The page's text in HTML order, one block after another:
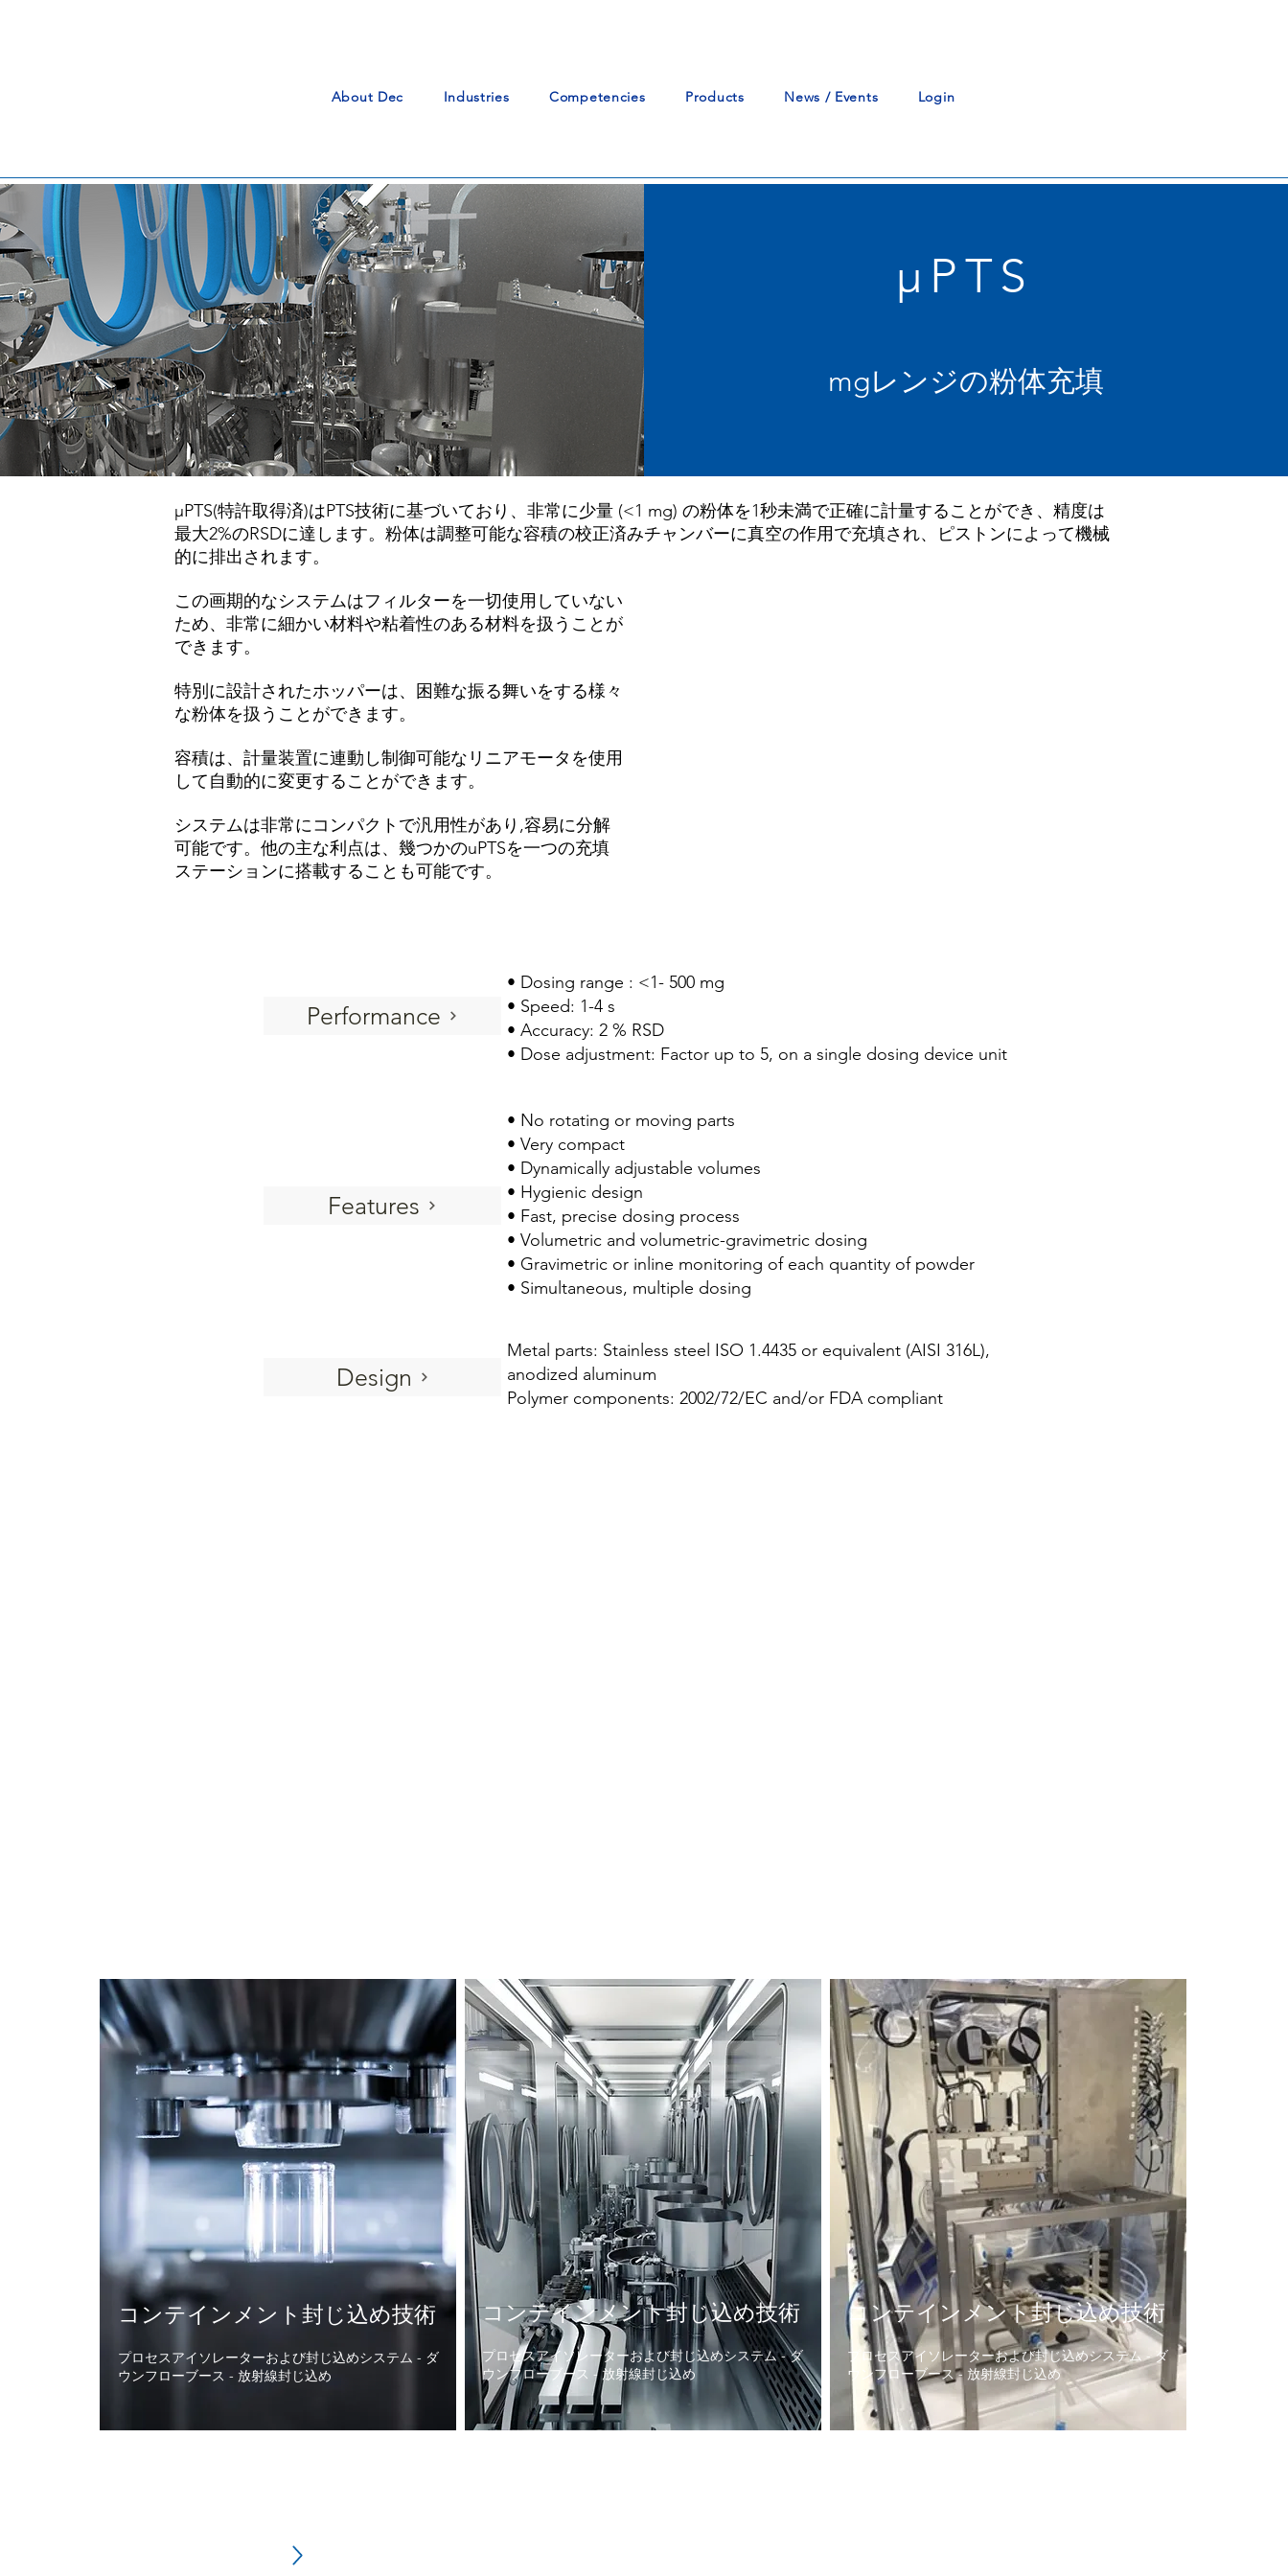
About Dec Industries Competencies Products News / Events Login
µPTS
mgレンジの粉体充填
μPTS(特許取得済)はPTS技術に基づいており、非常に少量 (<1 mg) の粉体を1秒未満で正確に計量することができ、精度は
最大2%のRSDに達します。粉体は調整可能な容積の校正済みチャンバーに真空の作用で充填され、ピストンによって機械
的に排出されます。
この画期的なシステムはフィルターを一切使用していない
ため、非常に細かい材料や粘着性のある材料を扱うことが
できます。
特別に設計されたホッパーは、困難な振る舞いをする様々
な粉体を扱うことができます。
容積は、計量装置に連動し制御可能なリニアモータを使用
して自動的に変更することができます。
システムは非常にコンパクトで汎用性があり,容易に分解
可能です。他の主な利点は、幾つかのuPTSを一つの充填
ステーションに搭載することも可能です。
• Dosing range : <1- 500 mg
• Speed: 1-4 s
• Accuracy: 2 % RSD
• Dose adjustment: Factor up to 5, on a single dosing device unit
Performance
• No rotating or moving parts
• Very compact
• Dynamically adjustable volumes
• Hygienic design
• Fast, precise dosing process
• Volumetric and volumetric-gravimetric dosing
• Gravimetric or inline monitoring of each quantity of powder
• Simultaneous, multiple dosing
Features
Metal parts: Stainless steel ISO 1.4435 or equivalent (AISI 316L),
anodized aluminum
Polymer components: 2002/72/EC and/or FDA compliant​
Design
コンテインメント封じ込め​技術
プロセスアイソレーターおよび封じ込めシステム - ダ
ウンフローブース - 放射線封じ込め
コンテインメント封じ込め​技術
プロセスアイソレーターおよび封じ込めシステム - ダ
ウンフローブース - 放射線封じ込め
コンテインメント封じ込め​技術
プロセスアイソレーターおよび封じ込めシステム - ダ
ウンフローブース - 放射線封じ込め